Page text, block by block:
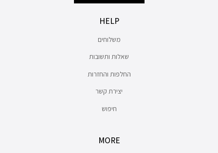
HELP
משלוחים
שאלות ותשובות
החלפות והחזרות
יצירת קשר
חיפוש
MORE